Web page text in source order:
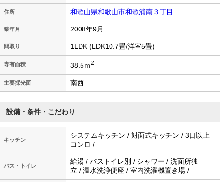
住所 和歌山県和歌山市和歌浦南３丁目
築年月 2008年9月
間取り 1LDK (LDK10.7畳/洋室5畳)
専有面積 38.5ｍ2
主要採光面 南西
設備・条件・こだわり
キッチン
システムキッチン / 対面式キッチン / 3口以上
コンロ /
バス・トイレ
給湯 / バストイレ別 / シャワー / 洗面所独
立 / 温水洗浄便座 / 室内洗濯機置き場 /